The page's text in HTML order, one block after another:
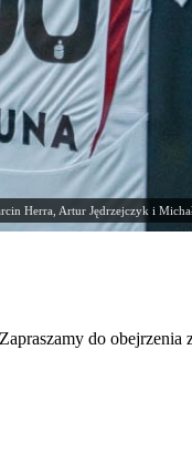
Herra, Artur Jędrzejczyk i
do obejrzenia